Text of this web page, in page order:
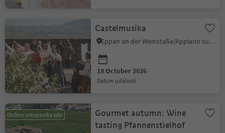
Castelmusika
Eppan an der Weinstaße/Appiano sulla Strada del Vino, Alto Adige Wine Road
18 October 2026
datum události
Online vstupenka zde
Gourmet autumn: Wine
tasting Pfannenstielhof